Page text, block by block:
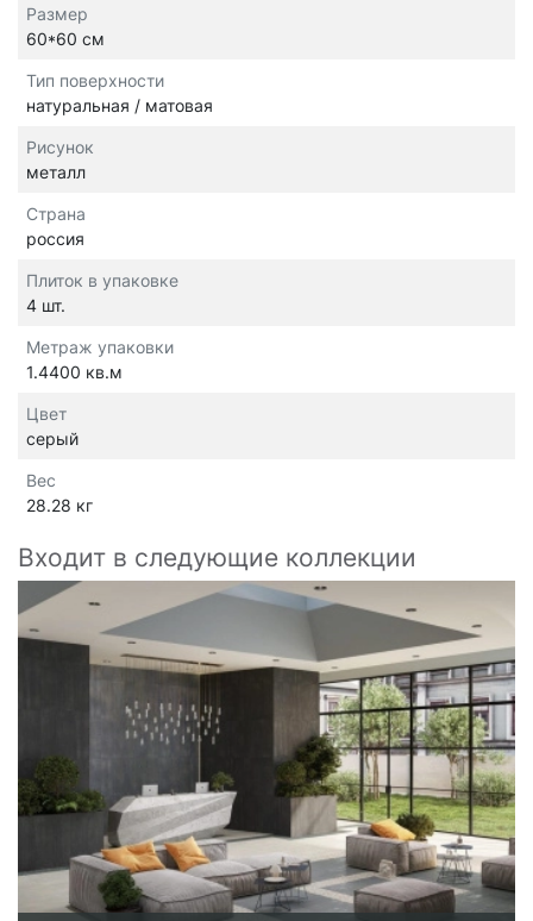
Размер
60*60 см
Тип поверхности
натуральная / матовая
Рисунок
металл
Страна
россия
Плиток в упаковке
4 шт.
Метраж упаковки
1.4400 кв.м
Цвет
серый
Вес
28.28 кг
Входит в следующие коллекции